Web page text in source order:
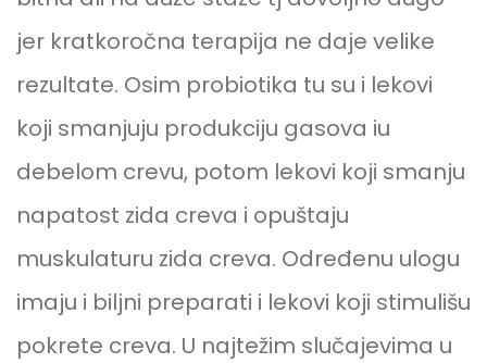
jer kratkoročna terapija ne daje velike
rezultate. Osim probiotika tu su i lekovi
koji smanjuju produkciju gasova iu
debelom crevu, potom lekovi koji smanju
napatost zida creva i opuštaju
muskulaturu zida creva. Određenu ulogu
imaju i biljni preparati i lekovi koji stimulišu
pokrete creva. U najtežim slučajevima u